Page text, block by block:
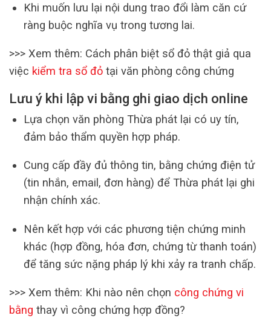
Khi muốn lưu lại nội dung trao đổi làm căn cứ
ràng buộc nghĩa vụ trong tương lai.
>>> Xem thêm: Cách phân biệt sổ đỏ thật giả qua
việc kiểm tra sổ đỏ tại văn phòng công chứng
Lưu ý khi lập vi bằng ghi giao dịch online
Lựa chọn văn phòng Thừa phát lại có uy tín,
đảm bảo thẩm quyền hợp pháp.
Cung cấp đầy đủ thông tin, bằng chứng điện tử
(tin nhắn, email, đơn hàng) để Thừa phát lại ghi
nhận chính xác.
Nên kết hợp với các phương tiện chứng minh
khác (hợp đồng, hóa đơn, chứng từ thanh toán)
để tăng sức nặng pháp lý khi xảy ra tranh chấp.
>>> Xem thêm: Khi nào nên chọn công chứng vi
bằng thay vì công chứng hợp đồng?